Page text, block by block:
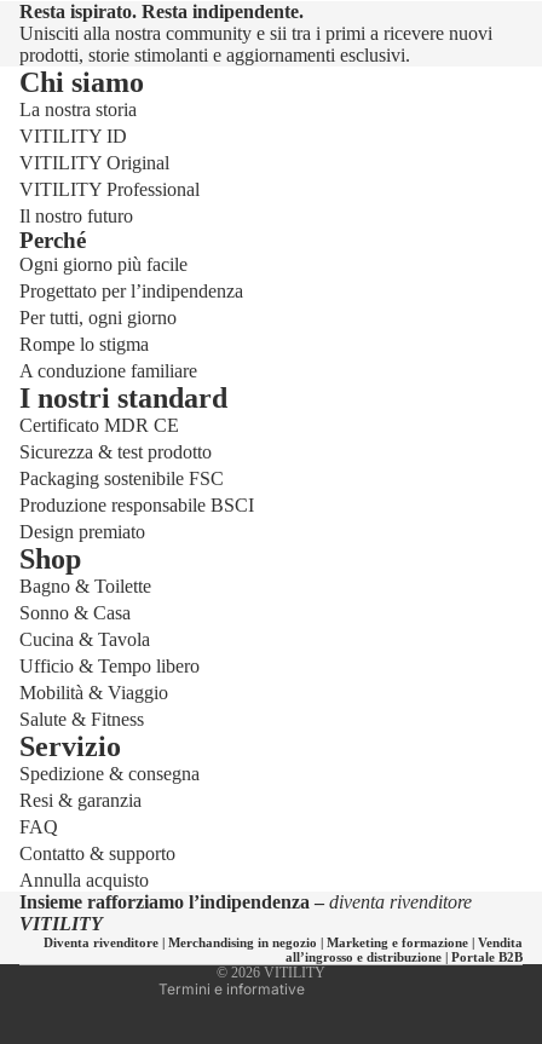
Resta ispirato. Resta indipendente.
Unisciti alla nostra community e sii tra i primi a ricevere nuovi
prodotti, storie stimolanti e aggiornamenti esclusivi.
Chi siamo
La nostra storia
VITILITY ID
VITILITY Original
VITILITY Professional
Il nostro futuro
Perché
Ogni giorno più facile
Progettato per l’indipendenza
Per tutti, ogni giorno
Rompe lo stigma
A conduzione familiare
I nostri standard
Certificato MDR CE
Sicurezza & test prodotto
Packaging sostenibile FSC
Produzione responsabile BSCI
Design premiato
Shop
Bagno & Toilette
Sonno & Casa
Cucina & Tavola
Ufficio & Tempo libero
Mobilità & Viaggio
Salute & Fitness
Servizio
Spedizione & consegna
Resi & garanzia
FAQ
Contatto & supporto
Annulla acquisto
Insieme rafforziamo l’indipendenza – diventa rivenditore
VITILITY
Diventa rivenditore Merchandising in negozio Marketing e formazione
Vendita
all’ingrosso e distribuzione
Portale B2B
© 2026 VITILITY
Termini e informative
Informativa sulla privacy
Informativa sui rimborsi
Informativa sulle spedizioni
Recapiti
Termini e condizioni del servizio
Informativa legale